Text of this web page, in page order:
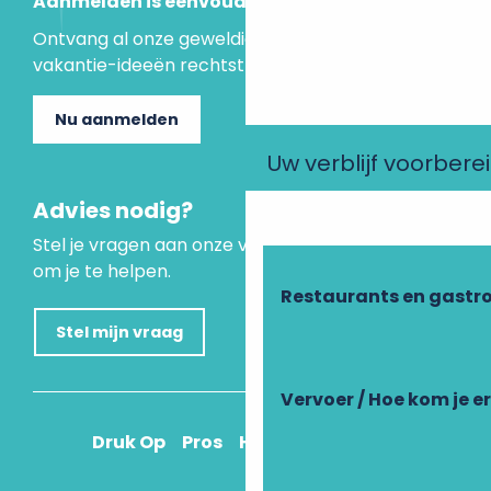
Uw verblijf
Restaurants en
Vervoer / Hoe kom je
Ontvang al onze geweldige aanbiedingen en
vakantie-ideeën rechtstreeks in je inbox.
Nu aanmelden
Advies nodig?
Stel je vragen aan onze virtuele assistent, die er is
om je te helpen.
Stel mijn vraag
Druk Op Pros Hoe kom ik daar?